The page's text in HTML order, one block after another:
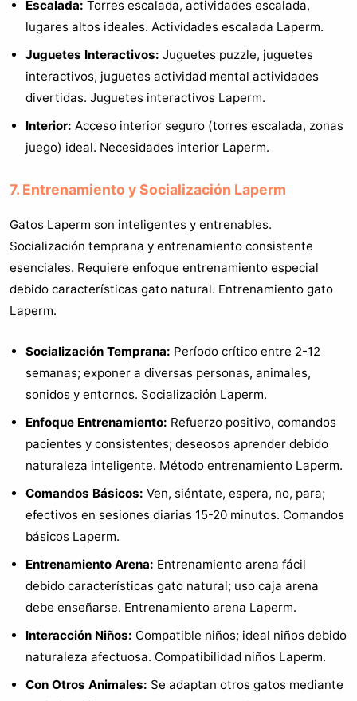
Escalada: Torres escalada, actividades escalada,
lugares altos ideales. Actividades escalada Laperm.
Juguetes Interactivos: Juguetes puzzle, juguetes
interactivos, juguetes actividad mental actividades
divertidas. Juguetes interactivos Laperm.
Interior: Acceso interior seguro (torres escalada, zonas
juego) ideal. Necesidades interior Laperm.
7. Entrenamiento y Socialización Laperm
Gatos Laperm son inteligentes y entrenables.
Socialización temprana y entrenamiento consistente
esenciales. Requiere enfoque entrenamiento especial
debido características gato natural. Entrenamiento gato
Laperm.
Socialización Temprana: Período crítico entre 2-12
semanas; exponer a diversas personas, animales,
sonidos y entornos. Socialización Laperm.
Enfoque Entrenamiento: Refuerzo positivo, comandos
pacientes y consistentes; deseosos aprender debido
naturaleza inteligente. Método entrenamiento Laperm.
Comandos Básicos: Ven, siéntate, espera, no, para;
efectivos en sesiones diarias 15-20 minutos. Comandos
básicos Laperm.
Entrenamiento Arena: Entrenamiento arena fácil
debido características gato natural; uso caja arena
debe enseñarse. Entrenamiento arena Laperm.
Interacción Niños: Compatible niños; ideal niños debido
naturaleza afectuosa. Compatibilidad niños Laperm.
Con Otros Animales: Se adaptan otros gatos mediante